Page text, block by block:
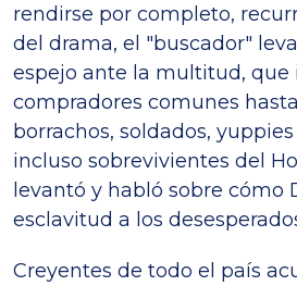
rendirse por completo,
del drama, el "buscador"
espejo ante la multitud, que
compradores comunes
borrachos, soldados,
incluso sobrevivientes del
levantó y habló sobre cómo
esclavitud a los
Creyentes de todo el país